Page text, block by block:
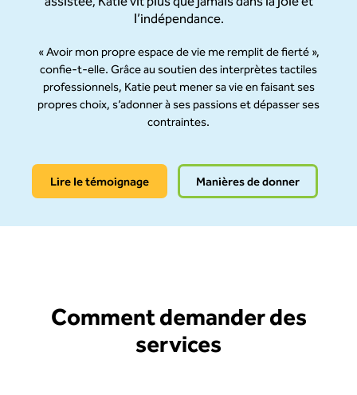
l’indépendance.
« Avoir mon propre espace de vie me remplit de fierté »,
confie-t-elle. Grâce au soutien des interprètes tactiles
professionnels, Katie peut mener sa vie en faisant ses
propres choix, s’adonner à ses passions et dépasser ses
contraintes.
Lire le témoignage Manières de donner
Comment demander des
services